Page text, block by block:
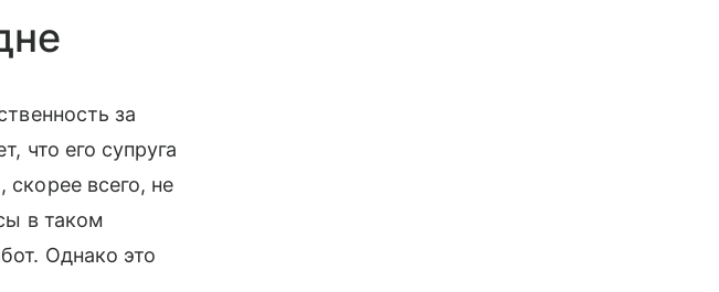
за
что его супруга
всего, не
в таком
Однако это